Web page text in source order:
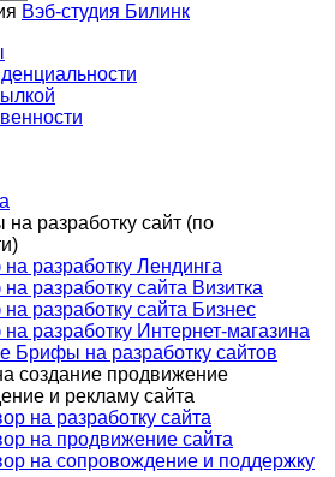
Вэб-студия Билинк
разработку сайт (по
разработку Лендинга
разработку сайта Визитка
разработку сайта Бизнес
разработку Интернет-магазина
Брифы на разработку сайтов
создание продвижение
и рекламу сайта
на разработку сайта
на продвижение сайта
на сопровождение и поддержку